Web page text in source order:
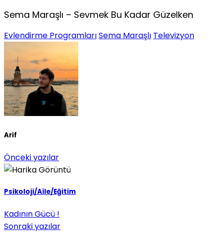
Sema Maraşlı – Sevmek Bu Kadar Güzelken
Evlendirme ProgramlarıSema Maraşlı Televizyon
Arif
Önceki yazılar
Psikoloji/Aile/Eğitim
Kadının Gücü !
Sonraki yazılar